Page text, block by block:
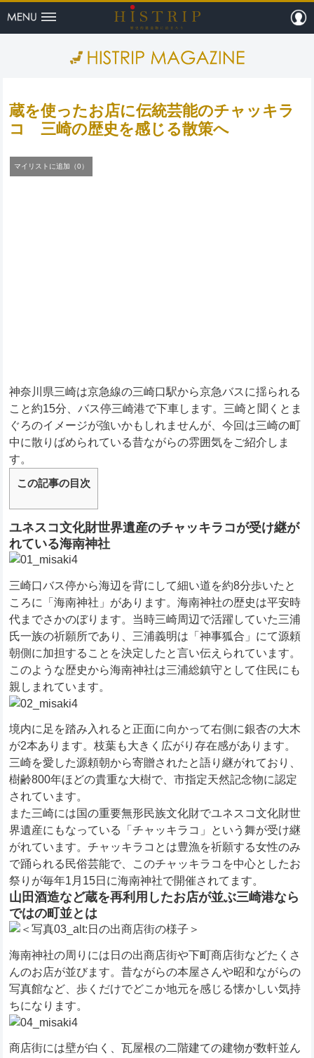
HISTRIP（
蔵を使ったお店に伝統芸能のチャッキラ
コ 三崎の歴史を感じる散策へ
神奈川県三崎は京急線の三崎口駅から京急バスに揺られる
こと約15分、バス停三崎港で下車します。三崎と聞くとま
ぐろのイメージが強いかもしれませんが、今回は三崎の町
中に散りばめられている昔ながらの雰囲気をご紹介しま
す。
この記事の目次
ユネスコ文化財世界遺産のチャッキラコが受け継が
れている海南神社
三崎口バス停から海辺を背にして細い道を約8分歩いたと
ころに「海南神社」があります。海南神社の歴史は平安時
代までさかのぼります。当時三崎周辺で活躍していた三浦
氏一族の祈願所であり、三浦義明は「神事狐合」にて源頼
朝側に加担することを決定したと言い伝えられています。
このような歴史から海南神社は三浦総鎮守として住民にも
親しまれています。
境内に足を踏み入れると正面に向かって右側に銀杏の大木
が2本あります。枝葉も大きく広がり存在感があります。
三崎を愛した源頼朝から寄贈されたと語り継がれており、
樹齢800年ほどの貴重な大樹で、市指定天然記念物に認定
されています。
また三崎には国の重要無形民族文化財でユネスコ文化財世
界遺産にもなっている「チャッキラコ」という舞が受け継
がれています。チャッキラコとは豊漁を祈願する女性のみ
で踊られる民俗芸能で、このチャッキラコを中心としたお
祭りが毎年1月15日に海南神社で開催されてます。
山田酒造など蔵を再利用したお店が並ぶ三崎港なら
ではの町並とは
海南神社の周りには日の出商店街や下町商店街などたくさ
んのお店が並びます。昔ながらの本屋さんや昭和ながらの
写真館など、歩くだけでどこか地元を感じる懐かしい気持
ちになります。
商店街には壁が白く、瓦屋根の二階建ての建物が数軒並ん